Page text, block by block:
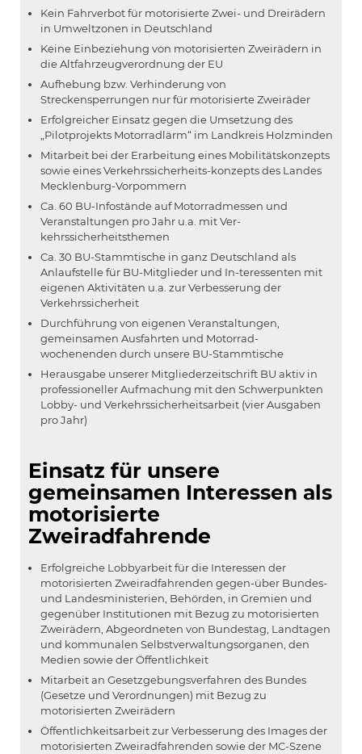
Kein Fahrverbot für motorisierte Zwei- und Dreirädern
in Umweltzonen in Deutschland
Keine Einbeziehung von motorisierten Zweirädern in
die Altfahrzeugverordnung der EU
Aufhebung bzw. Verhinderung von
Streckensperrungen nur für motorisierte Zweiräder
Erfolgreicher Einsatz gegen die Umsetzung des
„Pilotprojekts Motorradlärm“ im Landkreis Holzminden
Mitarbeit bei der Erarbeitung eines Mobilitätskonzepts
sowie eines Verkehrssicherheits-konzepts des Landes
Mecklenburg-Vorpommern
Ca. 60 BU-Infostände auf Motorradmessen und
Veranstaltungen pro Jahr u.a. mit Ver-
kehrssicherheitsthemen
Ca. 30 BU-Stammtische in ganz Deutschland als
Anlaufstelle für BU-Mitglieder und In-teressenten mit
eigenen Aktivitäten u.a. zur Verbesserung der
Verkehrssicherheit
Durchführung von eigenen Veranstaltungen,
gemeinsamen Ausfahrten und Motorrad-
wochenenden durch unsere BU-Stammtische
Herausgabe unserer Mitgliederzeitschrift BU aktiv in
professioneller Aufmachung mit den Schwerpunkten
Lobby- und Verkehrssicherheitsarbeit (vier Ausgaben
pro Jahr)
Einsatz für unsere
gemeinsamen Interessen als
motorisierte
Zweiradfahrende
Erfolgreiche Lobbyarbeit für die Interessen der
motorisierten Zweiradfahrenden gegen-über Bundes-
und Landesministerien, Behörden, in Gremien und
gegenüber Institutionen mit Bezug zu motorisierten
Zweirädern, Abgeordneten von Bundestag, Landtagen
und kommunalen Selbstverwaltungsorganen, den
Medien sowie der Öffentlichkeit
Mitarbeit an Gesetzgebungsverfahren des Bundes
(Gesetze und Verordnungen) mit Bezug zu
motorisierten Zweirädern
Öffentlichkeitsarbeit zur Verbesserung des Images der
motorisierten Zweiradfahrenden sowie der MC-Szene